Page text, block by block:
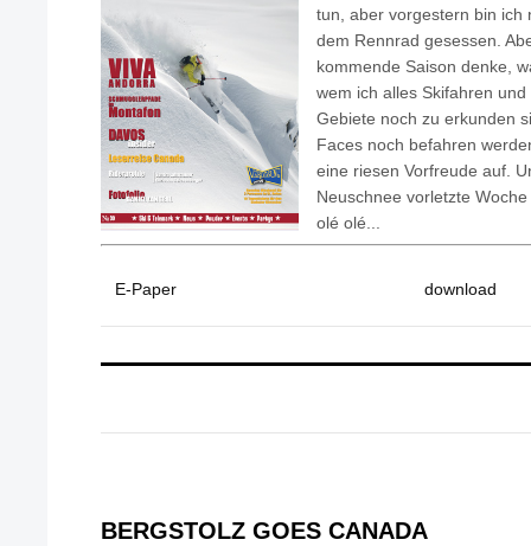
tun, aber vorgestern bin ich
dem Rennrad gesessen.
kommende Saison denke,
wem ich alles Skifahren
Gebiete noch zu erkunden
Faces noch befahren
eine riesen Vorfreude auf.
Neuschnee vorletzte
olé olé...
E-Paper download
BERGSTOLZ GOES CANADA